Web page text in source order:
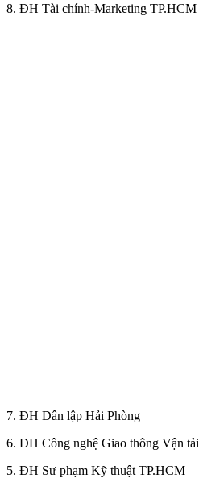
8. ĐH Tài chính-Marketing TP.HCM
7. ĐH Dân lập Hải Phòng
6. ĐH Công nghệ Giao thông Vận tải
5. ĐH Sư phạm Kỹ thuật TP.HCM